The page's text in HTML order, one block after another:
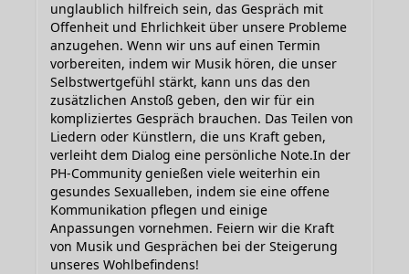
unglaublich hilfreich sein, das Gespräch mit
Offenheit und Ehrlichkeit über unsere Probleme
anzugehen. Wenn wir uns auf einen Termin
vorbereiten, indem wir Musik hören, die unser
Selbstwertgefühl stärkt, kann uns das den
zusätzlichen Anstoß geben, den wir für ein
kompliziertes Gespräch brauchen. Das Teilen von
Liedern oder Künstlern, die uns Kraft geben,
verleiht dem Dialog eine persönliche Note.In der
PH-Community genießen viele weiterhin ein
gesundes Sexualleben, indem sie eine offene
Kommunikation pflegen und einige
Anpassungen vornehmen. Feiern wir die Kraft
von Musik und Gesprächen bei der Steigerung
unseres Wohlbefindens!